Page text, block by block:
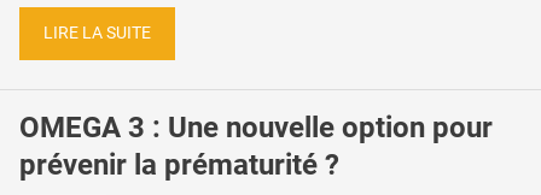
LIRE LA SUITE
OMEGA 3 : Une nouvelle option pour
prévenir la prématurité ?